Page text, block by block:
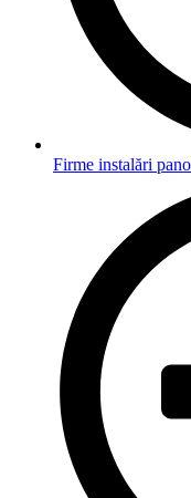
Firme instalări